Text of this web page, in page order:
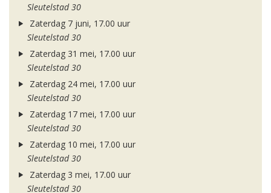
Sleutelstad 30
Zaterdag 7 juni, 17.00 uur
Sleutelstad 30
Zaterdag 31 mei, 17.00 uur
Sleutelstad 30
Zaterdag 24 mei, 17.00 uur
Sleutelstad 30
Zaterdag 17 mei, 17.00 uur
Sleutelstad 30
Zaterdag 10 mei, 17.00 uur
Sleutelstad 30
Zaterdag 3 mei, 17.00 uur
Sleutelstad 30